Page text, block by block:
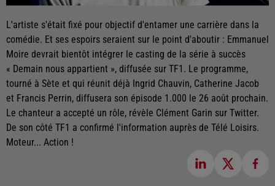
L'artiste s'était fixé pour objectif d'entamer une carrière dans la
comédie. Et ses espoirs seraient sur le point d'aboutir : Emmanuel
Moire devrait bientôt intégrer le casting de la série à succès
« Demain nous appartient », diffusée sur TF1. Le programme,
tourné à Sète et qui réunit déjà Ingrid Chauvin, Catherine Jacob
et Francis Perrin, diffusera son épisode 1.000 le 26 août prochain.
Le chanteur a accepté un rôle, révèle Clément Garin sur Twitter.
De son côté TF1 a confirmé l'information auprès de Télé Loisirs.
Moteur... Action !